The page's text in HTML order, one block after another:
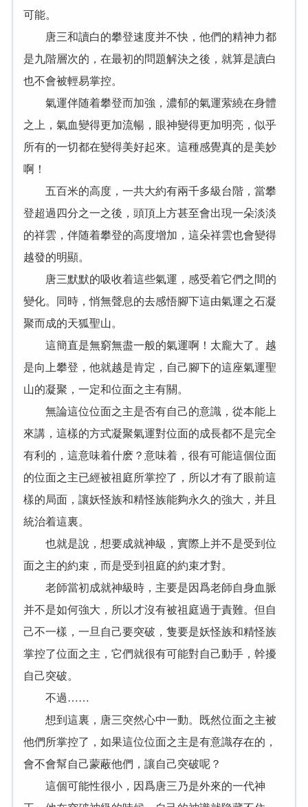
可能。
唐三和讀白的攀登速度并不快，他們的精神力都
是九階層次的，在最初的問題解決之後，就算是讀白
也不會被輕易掌控。
氣運伴随着攀登而加強，濃郁的氣運萦繞在身體
之上，氣血變得更加流暢，眼神變得更加明亮，似乎
所有的一切都在變得美好起來。這種感覺真的是美妙
啊！
五百米的高度，一共大約有兩千多級台階，當攀
登超過四分之一之後，頭頂上方甚至會出現一朵淡淡
的祥雲，伴随着攀登的高度增加，這朵祥雲也會變得
越發的明顯。
唐三默默的吸收着這些氣運，感受着它們之間的
變化。同時，悄無聲息的去感悟腳下這由氣運之石凝
聚而成的天狐聖山。
這簡直是無窮無盡一般的氣運啊！太龐大了。越
是向上攀登，他就越是肯定，自己腳下的這座氣運聖
山的凝聚，一定和位面之主有關。
無論這位位面之主是否有自己的意識，從本能上
來講，這樣的方式凝聚氣運對位面的成長都不是完全
有利的，這意味着什麽？意味着，很有可能這個位面
的位面之主已經被祖庭所掌控了，所以才有了眼前這
樣的局面，讓妖怪族和精怪族能夠永久的強大，并且
統治着這裏。
也就是說，想要成就神級，實際上并不是受到位
面之主的約束，而是受到祖庭的約束才對。
老師當初成就神級時，主要是因爲老師自身血脈
并不是如何強大，所以才沒有被祖庭過于責難。但自
己不一樣，一旦自己要突破，隻要是妖怪族和精怪族
掌控了位面之主，它們就很有可能對自己動手，幹擾
自己突破。
不過……
想到這裏，唐三突然心中一動。既然位面之主被
他們所掌控了，如果這位位面之主是有意識存在的，
會不會幫自己蒙蔽他們，讓自己突破呢？
這個可能性很小，因爲唐三乃是外來的一代神